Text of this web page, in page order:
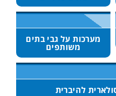
מערכות על גבי בתים
משותפים
להיברית